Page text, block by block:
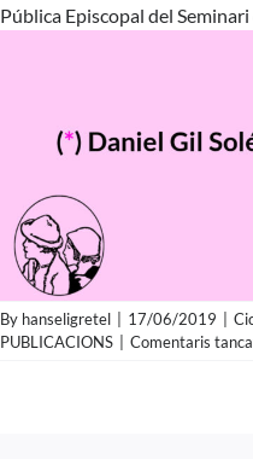
Pública Episcopal del
By hanseligretel 17/06/2019
PUBLICACIONS
Comentaris